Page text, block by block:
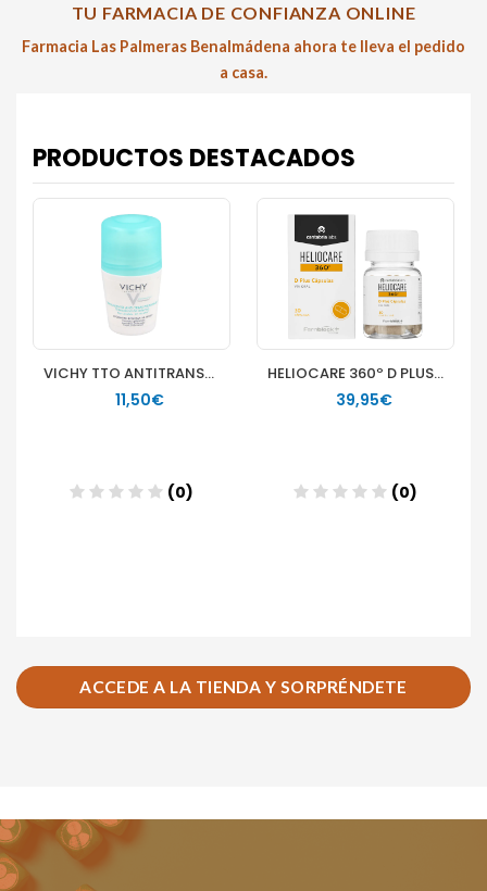
TU FARMACIA DE CONFIANZA ONLINE
Farmacia Las Palmeras Benalmádena ahora te lleva el pedido
a casa.
ACCEDE A LA TIENDA Y SORPRÉNDETE